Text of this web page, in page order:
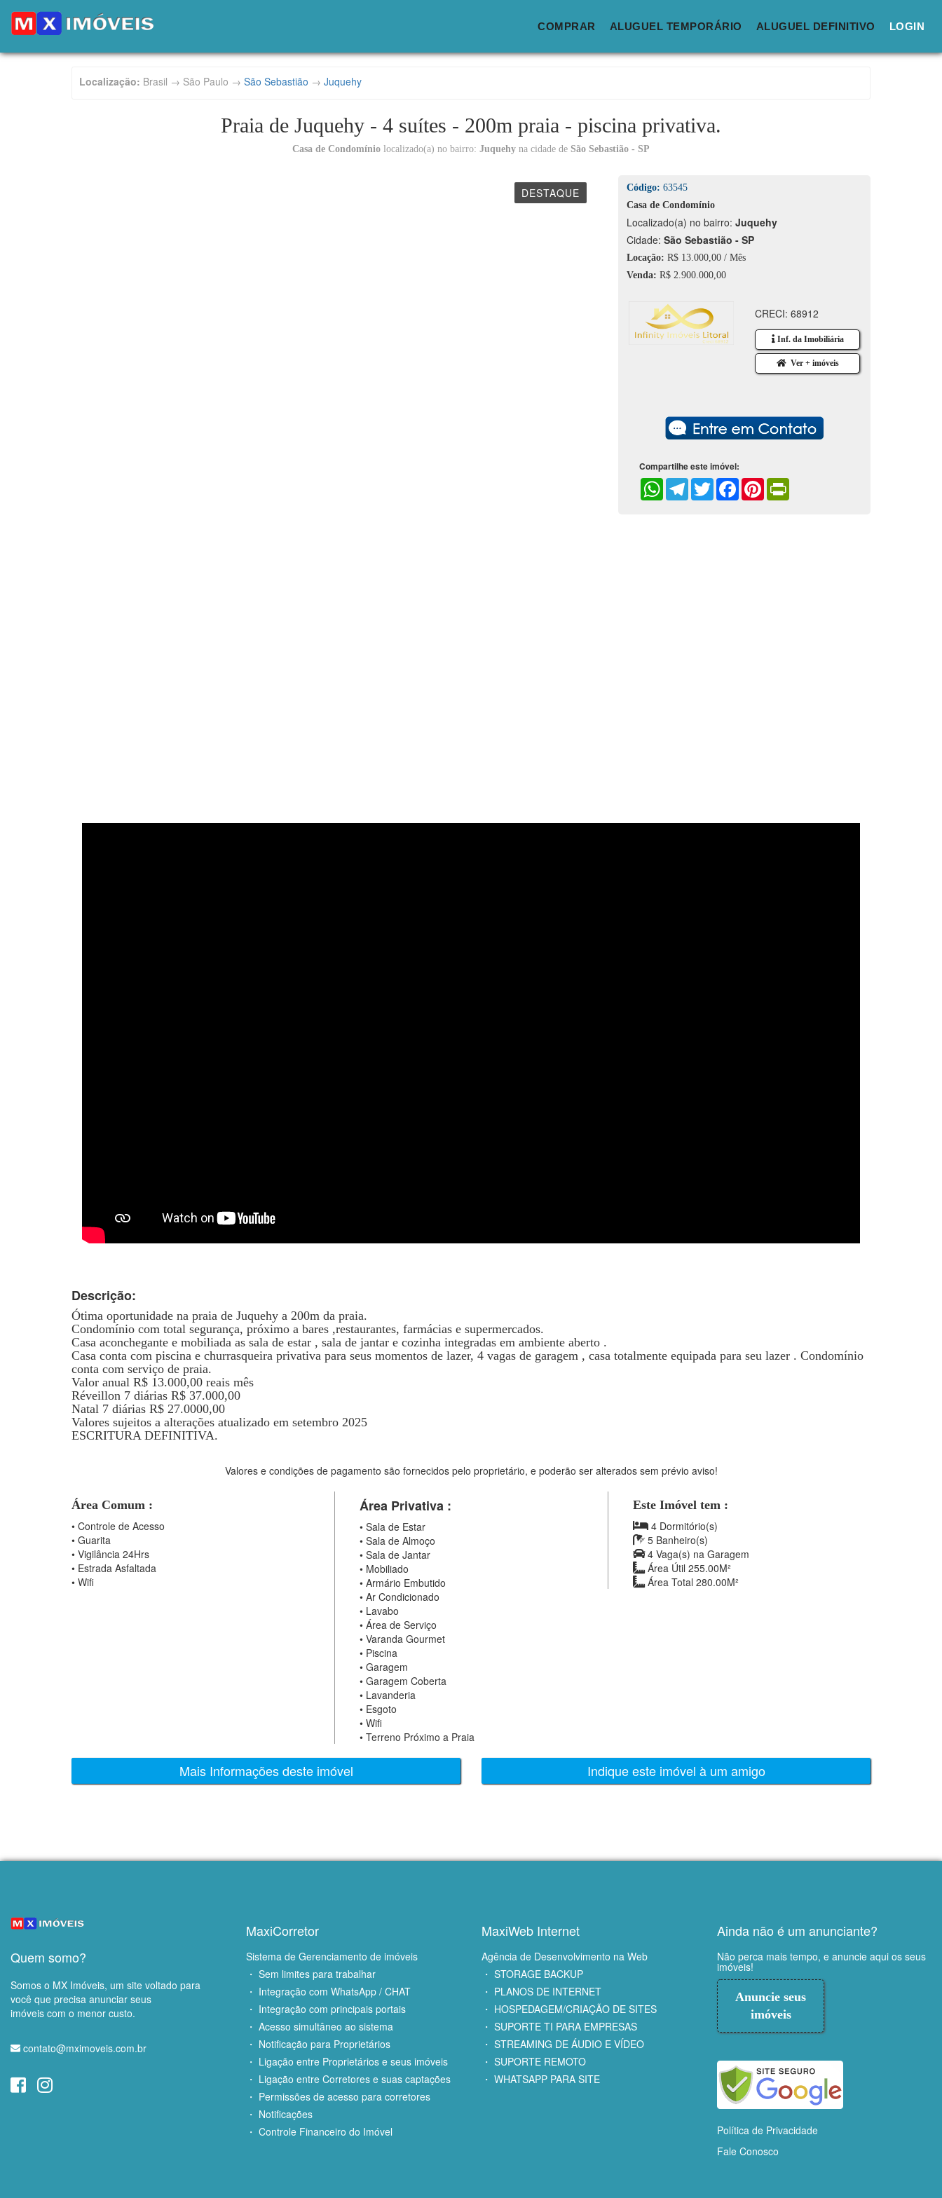
COMPRAR ALUGUEL TEMPORÁRIO ALUGUEL DEFINITIVO LOGIN
Localização: Brasil → São Paulo → São Sebastião → Juquehy
Praia de Juquehy - 4 suítes - 200m praia - piscina privativa.
Casa de Condomínio localizado(a) no bairro: Juquehy na cidade de São Sebastião - SP
DESTAQUE Código: 63545
Casa de Condomínio
Localizado(a) no bairro: Juquehy
Cidade: São Sebastião - SP
Locação: R$ 13.000,00 / Mês
Venda: R$ 2.900.000,00
CRECI: 68912
Inf. da Imobiliária
Ver + imóveis
Compartilhe este imóvel:
WhatsAppTelegramTwitterFacebookPinterest
Descrição:
Ótima oportunidade na praia de Juquehy a 200m da praia.
Condomínio com total segurança, próximo a bares ,restaurantes, farmácias e supermercados.
Casa aconchegante e mobiliada as sala de estar , sala de jantar e cozinha integradas em ambiente aberto .
Casa conta com piscina e churrasqueira privativa para seus momentos de lazer, 4 vagas de garagem , casa totalmente equipada para seu lazer . Condomínio
conta com serviço de praia.
Valor anual R$ 13.000,00 reais mês
Réveillon 7 diárias R$ 37.000,00
Natal 7 diárias R$ 27.0000,00
Valores sujeitos a alterações atualizado em setembro 2025
ESCRITURA DEFINITIVA.
Valores e condições de pagamento são fornecidos pelo proprietário, e poderão ser alterados sem prévio aviso!
Área Comum :
• Controle de Acesso
• Guarita
• Vigilância 24Hrs
• Estrada Asfaltada
• Wifi
Área Privativa :
• Sala de Estar
• Sala de Almoço
• Sala de Jantar
• Mobiliado
• Armário Embutido
• Ar Condicionado
• Lavabo
• Área de Serviço
• Varanda Gourmet
• Piscina
• Garagem
• Garagem Coberta
• Lavanderia
• Esgoto
• Wifi
• Terreno Próximo a Praia
Este Imóvel tem :
4 Dormitório(s)
5 Banheiro(s)
4 Vaga(s) na Garagem
Área Útil 255.00M²
Área Total 280.00M²
Mais Informações deste imóvel Indique este imóvel à um amigo
Quem somo?
Somos o MX Imóveis, um site voltado para
você que precisa anunciar seus
imóveis com o menor custo.
contato@mximoveis.com.br
MaxiCorretor
Sistema de Gerenciamento de imóveis
・ Sem limites para trabalhar
・ Integração com WhatsApp / CHAT
・ Integração com principais portais
・ Acesso simultâneo ao sistema
・ Notificação para Proprietários
・ Ligação entre Proprietários e seus imóveis
・ Ligação entre Corretores e suas captações
・ Permissões de acesso para corretores
・ Notificações
・ Controle Financeiro do Imóvel
MaxiWeb Internet
Agência de Desenvolvimento na Web
・ STORAGE BACKUP
・ PLANOS DE INTERNET
・ HOSPEDAGEM/CRIAÇÃO DE SITES
・ SUPORTE TI PARA EMPRESAS
・ STREAMING DE ÁUDIO E VÍDEO
・ SUPORTE REMOTO
・ WHATSAPP PARA SITE
Ainda não é um anunciante?
Não perca mais tempo, e anuncie aqui os seus
imóveis!
Anuncie seus
imóveis
Política de Privacidade
Fale Conosco